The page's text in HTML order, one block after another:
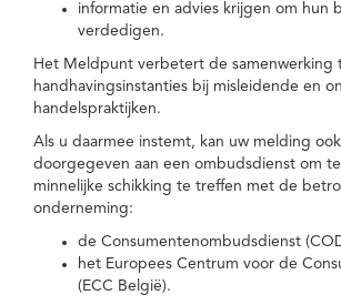
informatie en advies krijgen om hun
verdedigen.
Het Meldpunt verbetert de samenwerking
handhavingsinstanties bij misleidende en
handelspraktijken.
Als u daarmee instemt, kan uw melding
doorgegeven aan een ombudsdienst om
minnelijke schikking te treffen met de
onderneming:
de Consumentenombudsdienst
het Europees Centrum voor de
(ECC België).